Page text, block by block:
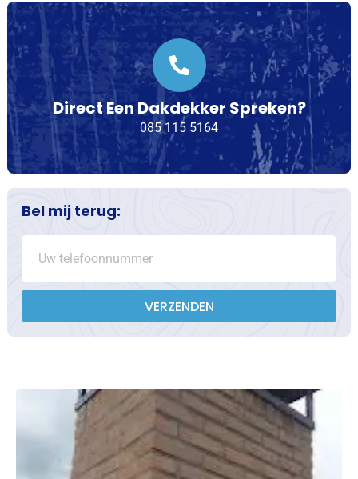
Direct Een Dakdekker Spreken?
085 115 5164
Bel mij terug:
VERZENDEN